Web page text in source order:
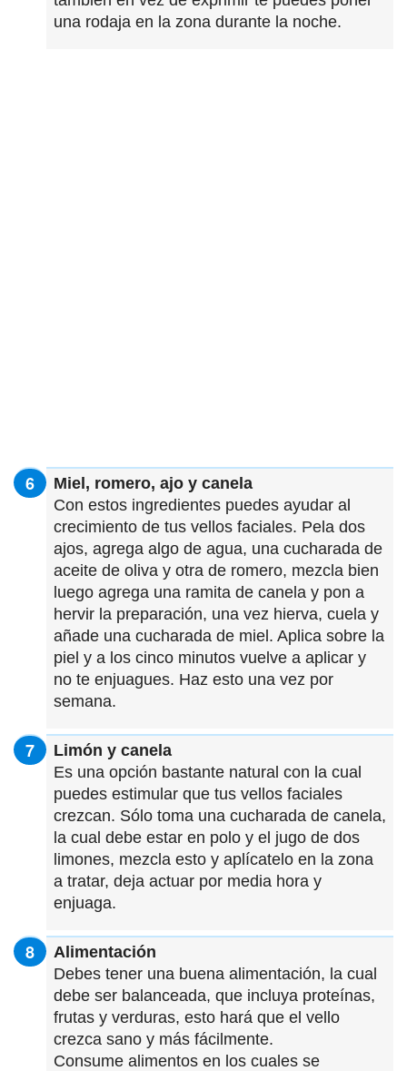
una rodaja en la zona durante la noche.
Miel, romero, ajo y canela
Con estos ingredientes puedes ayudar al
crecimiento de tus vellos faciales. Pela dos
ajos, agrega algo de agua, una cucharada de
aceite de oliva y otra de romero, mezcla bien
luego agrega una ramita de canela y pon a
hervir la preparación, una vez hierva, cuela y
añade una cucharada de miel. Aplica sobre la
piel y a los cinco minutos vuelve a aplicar y
no te enjuagues. Haz esto una vez por
semana.
Limón y canela
Es una opción bastante natural con la cual
puedes estimular que tus vellos faciales
crezcan. Sólo toma una cucharada de canela,
la cual debe estar en polo y el jugo de dos
limones, mezcla esto y aplícatelo en la zona
a tratar, deja actuar por media hora y
enjuaga.
Alimentación
Debes tener una buena alimentación, la cual
debe ser balanceada, que incluya proteínas,
frutas y verduras, esto hará que el vello
crezca sano y más fácilmente.
Consume alimentos en los cuales se